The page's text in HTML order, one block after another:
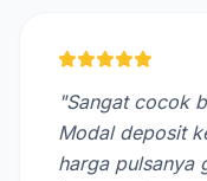
"Sangat cocok
Modal deposit
harga pulsanya